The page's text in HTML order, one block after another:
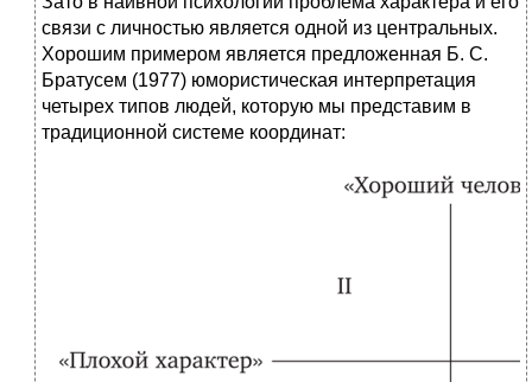
связи с личностью является одной из центральных.
Хорошим примером является предложенная Б. С.
Братусем (1977) юмористическая интерпретация
четырех типов людей, которую мы представим в
традиционной системе координат: